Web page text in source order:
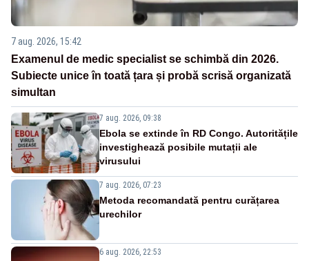
7 aug. 2026, 15:42
Examenul de medic specialist se schimbă din 2026.
Subiecte unice în toată țara și probă scrisă organizată
simultan
7 aug. 2026, 09:38
Ebola se extinde în RD Congo. Autoritățile
investighează posibile mutații ale
virusului
7 aug. 2026, 07:23
Metoda recomandată pentru curățarea
urechilor
6 aug. 2026, 22:53